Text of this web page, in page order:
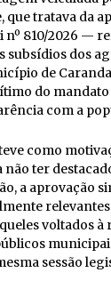
que tratava da
nº 810/2026 —
subsídios dos
de
do mandato
com a
como
não ter
a aprovação
voltados à
sessão